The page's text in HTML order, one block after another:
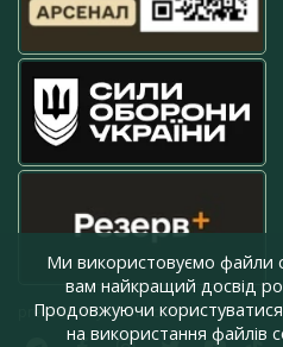
press@armyinform.com.ua
Ми використовуємо файли
вам найкращий досвід
Продовжуючи
на використання файлів